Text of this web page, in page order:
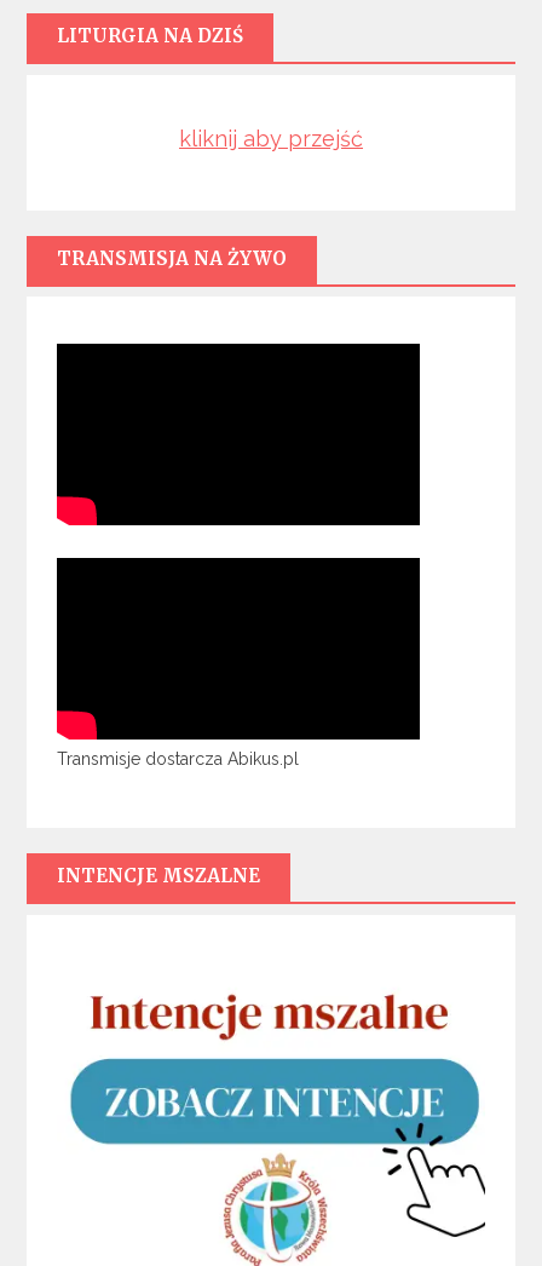
LITURGIA NA DZIŚ
kliknij aby przejść
TRANSMISJA NA ŻYWO
Transmisje dostarcza Abikus.pl
INTENCJE MSZALNE